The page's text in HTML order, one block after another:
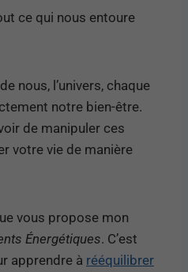
ce qui nous entoure
nous, l’univers, chaque
notre bien-être.
de manipuler ces
votre vie de manière
vous propose mon
Énergétiques. C’est
apprendre à rééquilibrer